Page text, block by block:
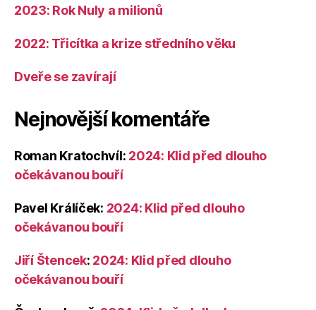
2023: Rok Nuly a milionů
2022: Třicítka a krize středního věku
Dveře se zavírají
Nejnovější komentáře
Roman Kratochvíl: 2024: Klid před dlouho
očekávanou bouří
Pavel Králíček: 2024: Klid před dlouho
očekávanou bouří
Jiří Štencek: 2024: Klid před dlouho
očekávanou bouří